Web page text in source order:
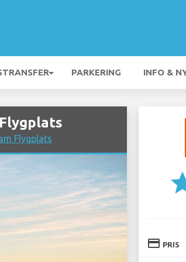
PARKERING INFO &
Flygplats
credit_card PRIS